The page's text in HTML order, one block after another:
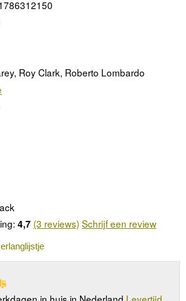
Roy Clark, Roberto Lombardo
4,7 (3 reviews) Schrijf een review